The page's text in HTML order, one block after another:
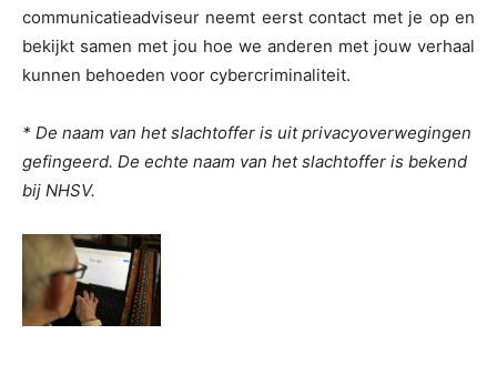
communicatieadviseur neemt eerst contact met je op en
bekijkt samen met jou hoe we anderen met jouw verhaal
kunnen behoeden voor cybercriminaliteit.
* De naam van het slachtoffer is uit privacyoverwegingen
gefingeerd. De echte naam van het slachtoffer is bekend
bij NHSV.